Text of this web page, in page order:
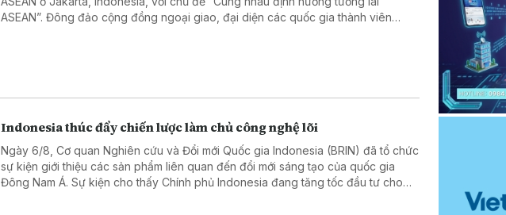
ASEAN”. Đông đảo cộng đồng ngoại giao, đại diện các quốc gia thành viên
Indonesia thúc đẩy chiến lược làm chủ công nghệ lõi
Ngày 6/8, Cơ quan Nghiên cứu và Đổi mới Quốc gia Indonesia (BRIN) đã tổ chức
sự kiện giới thiệu các sản phẩm liên quan đến đổi mới sáng tạo của quốc gia
Đông Nam Á. Sự kiện cho thấy Chính phủ Indonesia đang tăng tốc đầu tư cho